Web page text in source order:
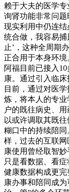
赖于大夫的医学
询肾功能非常问
现实利用中仍连
统合做，我容易捕
止’，这种全周期
正合用于本身环
阿福目前已接入
康。通过引入临
目前，通过对医
炼，将本人的专
户的既往病史、
以或许调取其既
糊口中的持续陪
样，过去的互联
康使用曾经取智
只是看数据、看
健康数据构成更
康办事和陪同成为